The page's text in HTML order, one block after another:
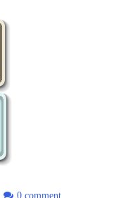
0 comment